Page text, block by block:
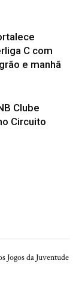
C com
e manhã
Clube
Circuito
Jogos da Juventude